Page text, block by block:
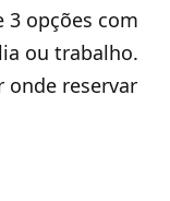
3 opções com
ou trabalho.
onde reservar